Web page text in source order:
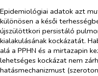
Epidemiológiai adatok azt
különösen a késői
újszülöttkori persistáló
kialakulásának kockázatát.
alá a PPHN és a mirtazapin
lehetséges kockázat nem
hatásmechanizmust